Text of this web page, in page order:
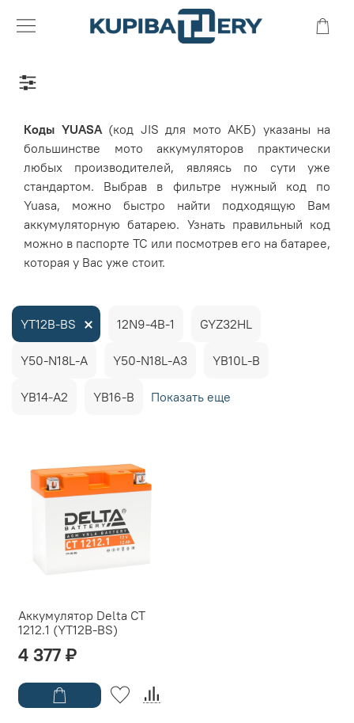
Коды YUASA(код JIS для мото АКБ) указаны на
большинстве мото аккумуляторов практически
любых производителей, являясь по сути уже
стандартом. Выбрав в фильтре нужный код по
Yuasa, можно быстро найти подходящую Вам
аккумуляторную батарею. Узнать правильный код
можно в паспорте ТС или посмотрев его на батарее,
которая у Вас уже стоит.
YT12B-BS 12N9-4B-1 GYZ32HL
Y50-N18L-A Y50-N18L-A3 YB10L-B
YB14-A2 YB16-B Показать еще
Аккумулятор Delta CT
1212.1 (YT12B-BS)
4 377 ₽